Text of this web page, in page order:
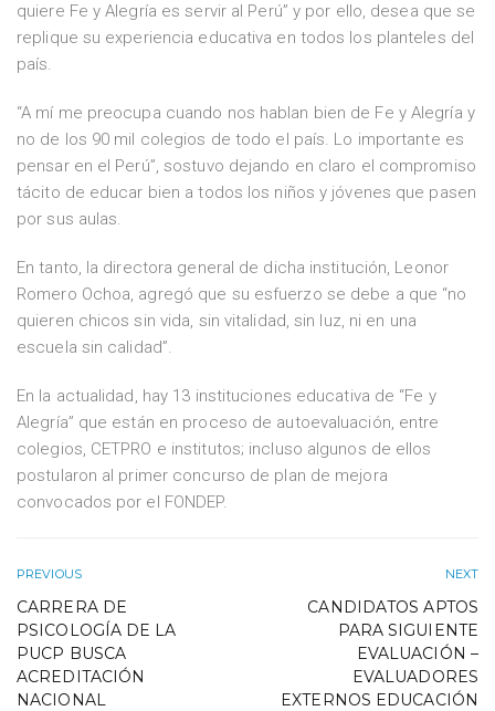
quiere Fe y Alegría es servir al Perú” y por ello, desea que se
replique su experiencia educativa en todos los planteles del
país.
“A mí me preocupa cuando nos hablan bien de Fe y Alegría y
no de los 90 mil colegios de todo el país. Lo importante es
pensar en el Perú”, sostuvo dejando en claro el compromiso
tácito de educar bien a todos los niños y jóvenes que pasen
por sus aulas.
En tanto, la directora general de dicha institución, Leonor
Romero Ochoa, agregó que su esfuerzo se debe a que “no
quieren chicos sin vida, sin vitalidad, sin luz, ni en una
escuela sin calidad”.
En la actualidad, hay 13 instituciones educativa de “Fe y
Alegría” que están en proceso de autoevaluación, entre
colegios, CETPRO e institutos; incluso algunos de ellos
postularon al primer concurso de plan de mejora
convocados por el FONDEP.
PREVIOUS
CARRERA DE
PSICOLOGÍA DE LA
PUCP BUSCA
ACREDITACIÓN
NACIONAL
NEXT
CANDIDATOS APTOS
PARA SIGUIENTE
EVALUACIÓN –
EVALUADORES
EXTERNOS EDUCACIÓN